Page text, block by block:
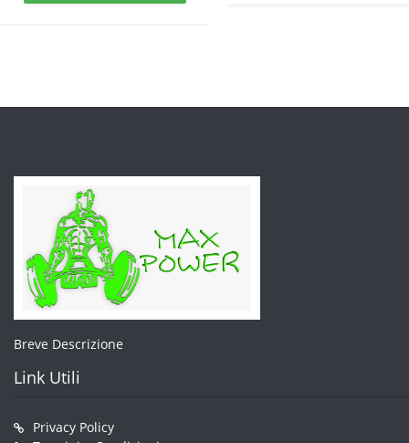
Breve Descrizione
Link Utili
Privacy Policy